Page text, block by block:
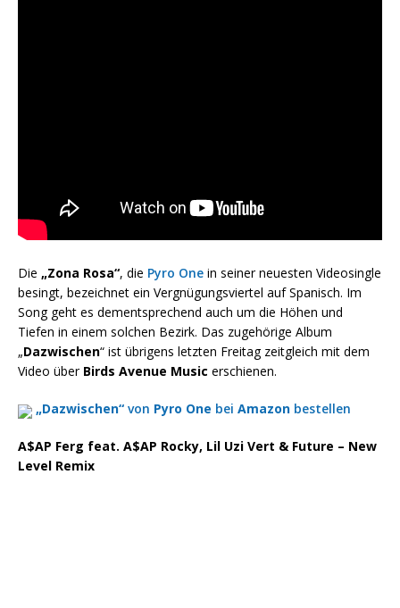
Die „Zona Rosa“, die Pyro One in seiner neuesten Videosingle
besingt, bezeichnet ein Vergnügungsviertel auf Spanisch. Im
Song geht es dementsprechend auch um die Höhen und
Tiefen in einem solchen Bezirk. Das zugehörige Album
„Dazwischen“ ist übrigens letzten Freitag zeitgleich mit dem
Video über Birds Avenue Music erschienen.
„Dazwischen“ von Pyro One bei Amazon bestellen
A$AP Ferg feat. A$AP Rocky, Lil Uzi Vert & Future – New
Level Remix